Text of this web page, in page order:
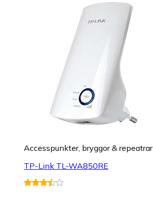
Accesspunkter, bryggor & repeatrar
TP-Link TL-WA850RE